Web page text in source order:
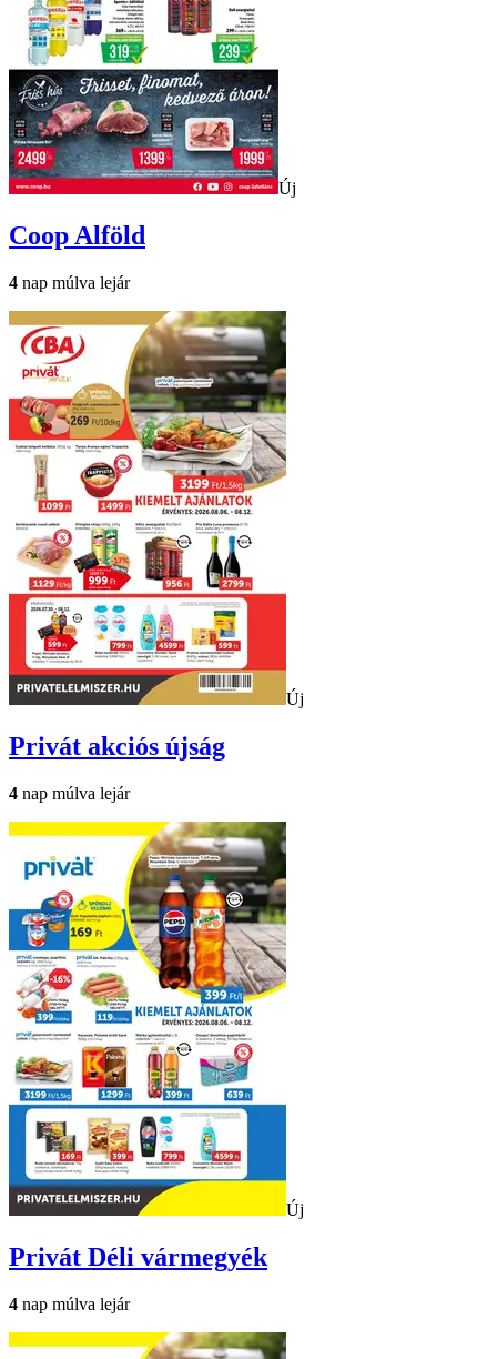
Új
Coop Alföld
4 nap múlva lejár
Új
Privát akciós újság
4 nap múlva lejár
Új
Privát Déli vármegyék
4 nap múlva lejár